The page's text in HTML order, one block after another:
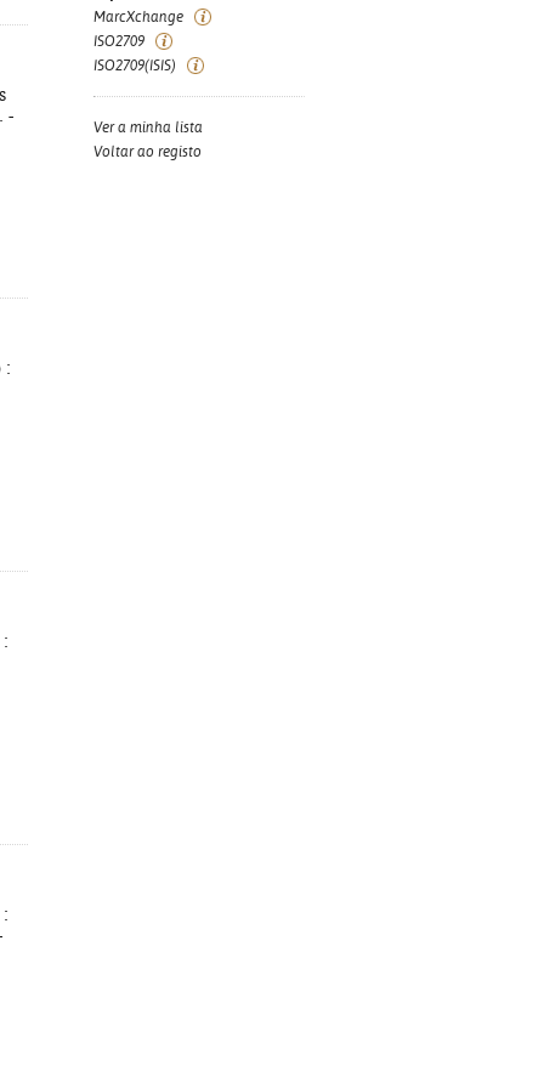
-
:
MarcXchange
ISO2709
ISO2709(ISIS)
Ver a minha lista
Voltar ao registo